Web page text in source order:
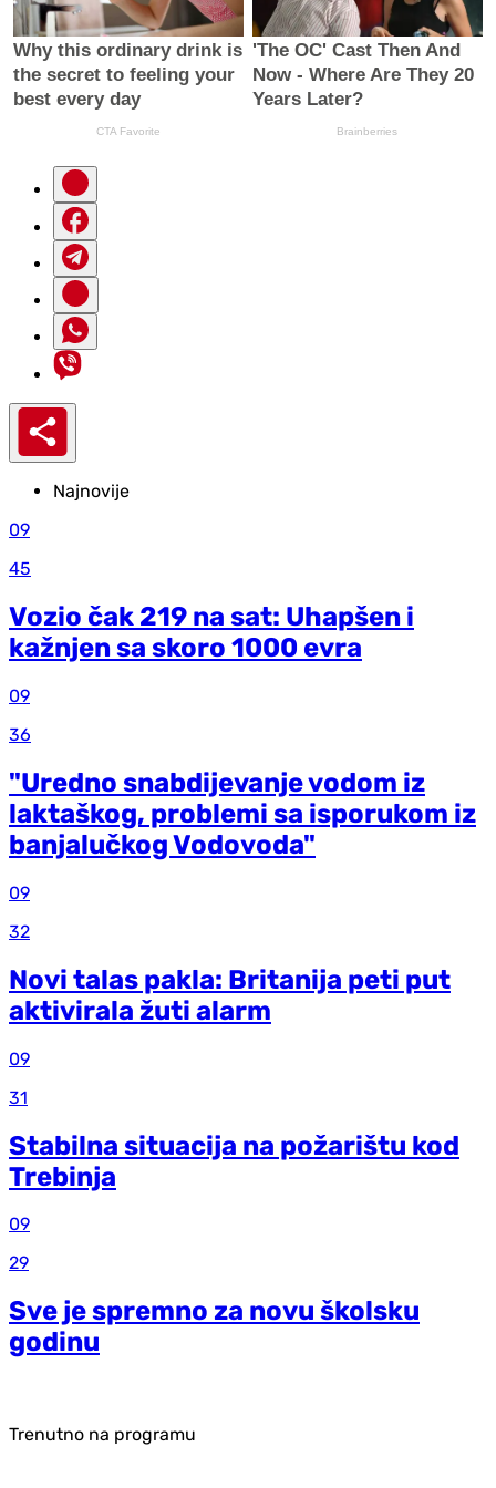
Najnovije
09
45
Vozio čak 219 na sat: Uhapšen i
kažnjen sa skoro 1000 evra
09
36
"Uredno snabdijevanje vodom iz
laktaškog, problemi sa isporukom iz
banjalučkog Vodovoda"
09
32
Novi talas pakla: Britanija peti put
aktivirala žuti alarm
09
31
Stabilna situacija na požarištu kod
Trebinja
09
29
Sve je spremno za novu školsku
godinu
Trenutno na programu